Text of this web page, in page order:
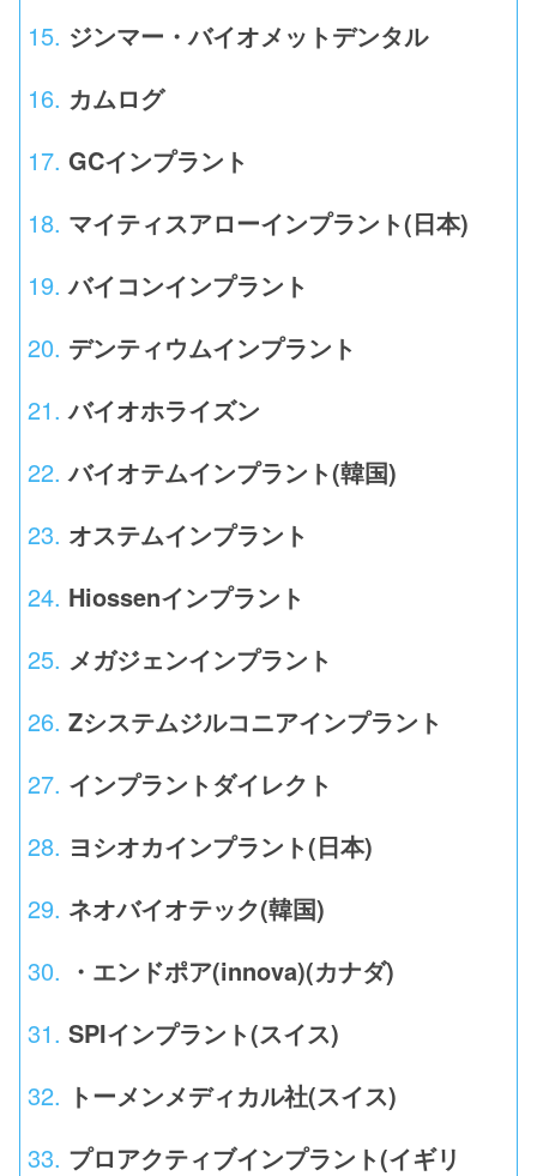
ジンマー・バイオメットデンタル
カムログ
GCインプラント
マイティスアローインプラント(日本)
バイコンインプラント
デンティウムインプラント
バイオホライズン
バイオテムインプラント(韓国)
オステムインプラント
Hiossenインプラント
メガジェンインプラント
Zシステムジルコニアインプラント
インプラントダイレクト
ヨシオカインプラント(日本)
ネオバイオテック(韓国)
・エンドポア(innova)(カナダ)
SPIインプラント(スイス)
トーメンメディカル社(スイス)
プロアクティブインプラント(イギリ